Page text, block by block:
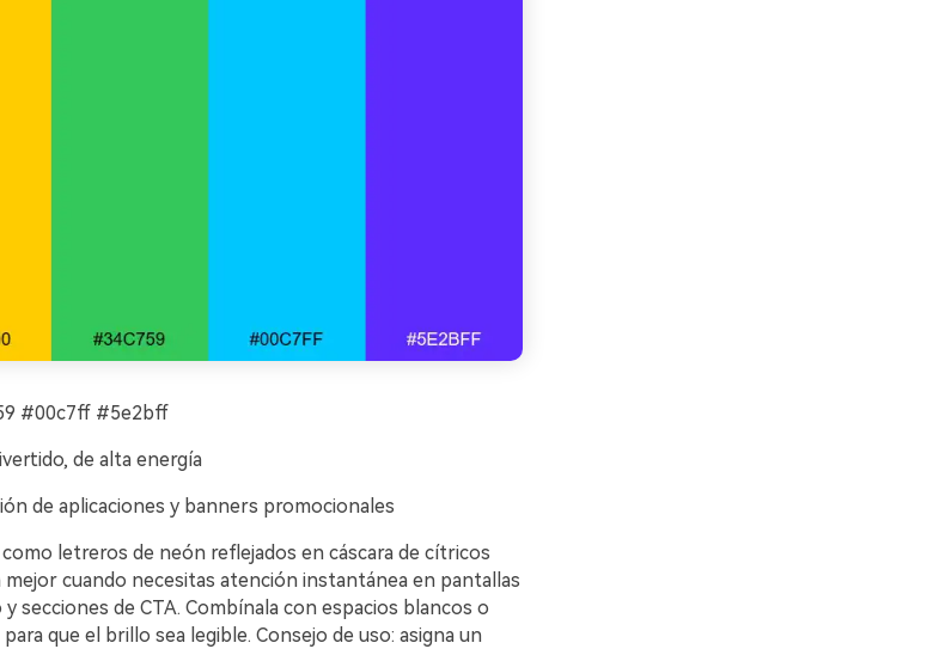
#00c7ff #5e2bff
de alta energía
de aplicaciones y banners promocionales
letreros de neón reflejados en cáscara de cítricos
cuando necesitas atención instantánea en pantallas
secciones de CTA. Combínala con espacios blancos o
que el brillo sea legible. Consejo de uso: asigna un